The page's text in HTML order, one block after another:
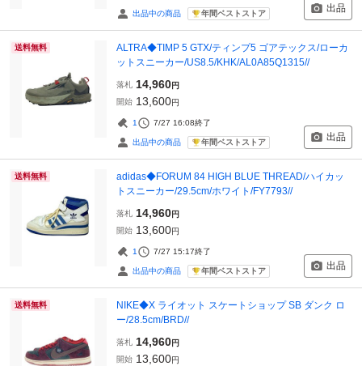
出品中の商品 年間ベストストア 出品
送料無料
ALTRA◆TIMP 5 GTX/ティンプ5 ゴアテックス/ローカ
ットスニーカー/US8.5/KHK/AL0A85Q1315//
落札 14,960円
開始 13,600円
1 7/27 16:08終了
出品中の商品 年間ベストストア 出品
送料無料
adidas◆FORUM 84 HIGH BLUE THREAD/ハイカッ
トスニーカー/29.5cm/ホワイト/FY7793//
落札 14,960円
開始 13,600円
1 7/27 15:17終了
出品中の商品 年間ベストストア 出品
送料無料
NIKE◆X ライオット スケートショップ SB ダンク ロ
ー/28.5cm/BRD//
落札 14,960円
開始 13,600円